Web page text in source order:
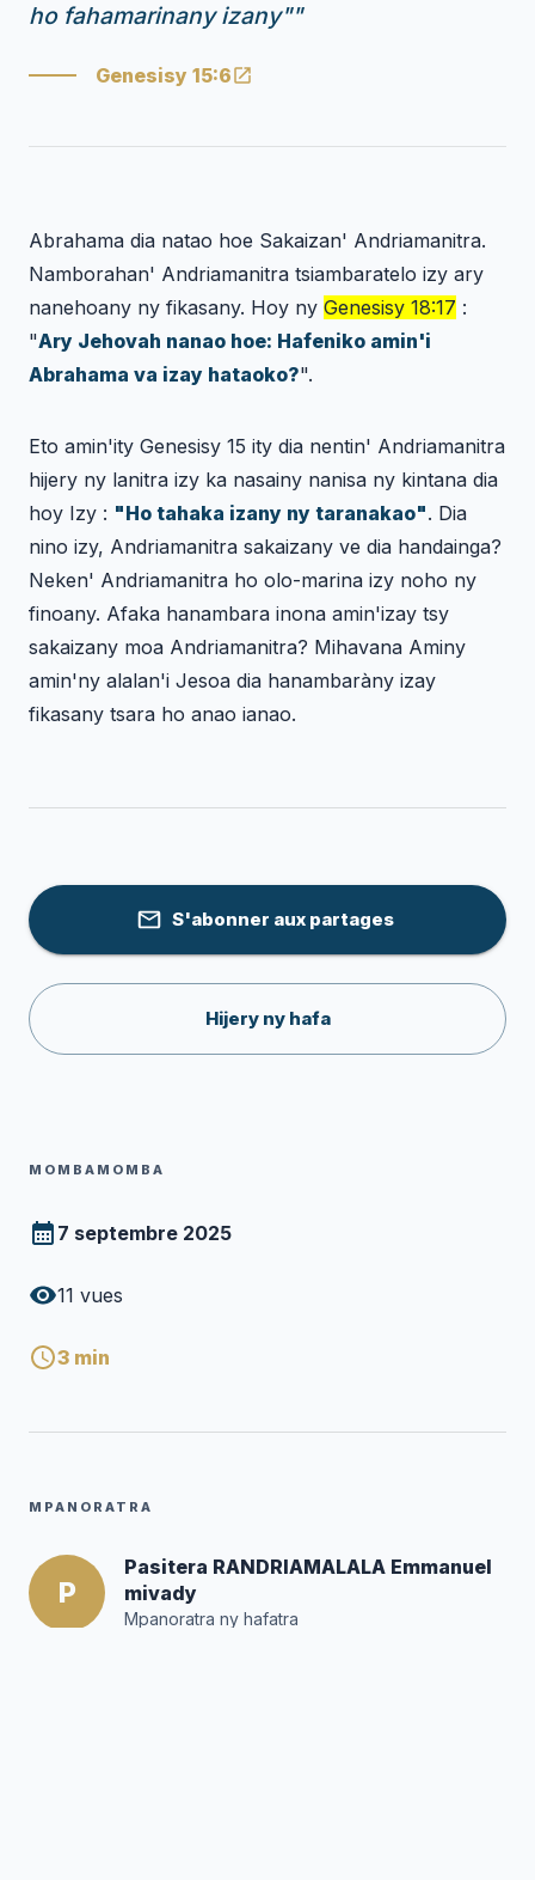
ho fahamarinany izany""
Genesisy 15:6
Abrahama dia natao hoe Sakaizan' Andriamanitra.
Namborahan' Andriamanitra tsiambaratelo izy ary
nanehoany ny fikasany. Hoy ny Genesisy 18:17 :
"Ary Jehovah nanao hoe: Hafeniko amin'i
Abrahama va izay hataoko?".
Eto amin'ity Genesisy 15 ity dia nentin' Andriamanitra
hijery ny lanitra izy ka nasainy nanisa ny kintana dia
hoy Izy : "Ho tahaka izany ny taranakao". Dia
nino izy, Andriamanitra sakaizany ve dia handainga?
Neken' Andriamanitra ho olo-marina izy noho ny
finoany. Afaka hanambara inona amin'izay tsy
sakaizany moa Andriamanitra? Mihavana Aminy
amin'ny alalan'i Jesoa dia hanambaràny izay
fikasany tsara ho anao ianao.
S'abonner aux partages
Hijery ny hafa
MOMBAMOMBA
7 septembre 2025
11 vues
3 min
MPANORATRA
P
Pasitera RANDRIAMALALA Emmanuel
mivady
Mpanoratra ny hafatra